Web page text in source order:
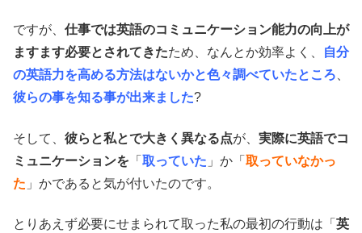
ですが、 仕事では英語のコミュニケーション能力の向上が
ますます必要とされてきたため、なんとか効率よく、
自分
の英語力を高める方法はないかと色々調べていたところ
彼らの事を知る事が出来ました?
そして、 彼らと私とで大きく異なる点が、 実際に英語でコ
ミュニケーションを 「 取っていた 」か「 取っていなかっ
た 」かであると気が付いたのです。
とりあえず必要にせまられて取った私の最初の行動は「 英